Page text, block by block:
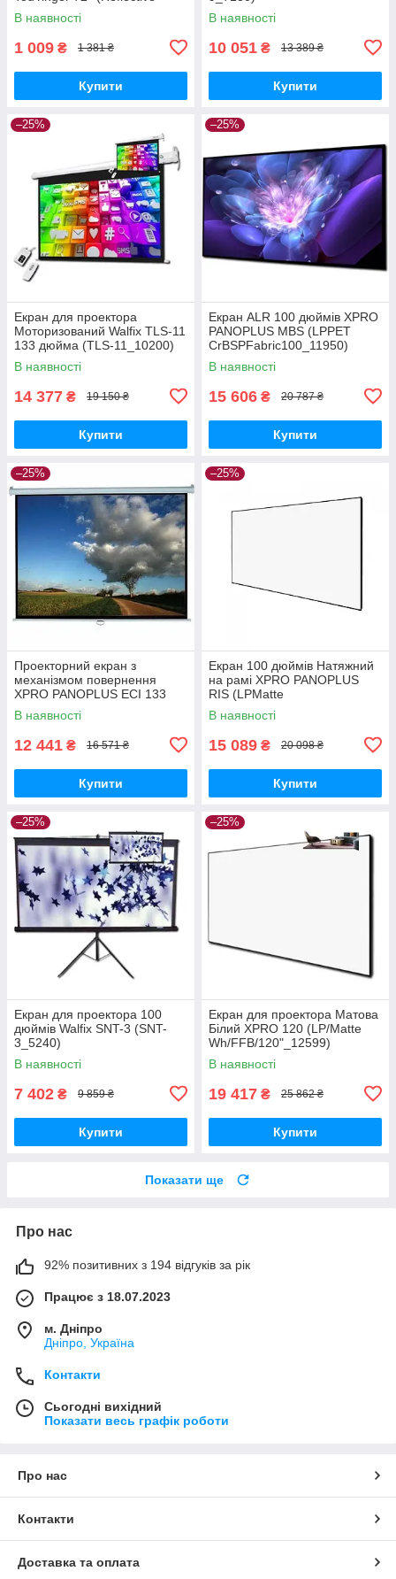
Fabric-Screen-72''_599)
В наявності
1 009 ₴ 1 381 ₴
Купити
В наявності
10 051 ₴ 13 389 ₴
Купити
–25%
Екран для проектора
Моторизований Walfix TLS-11
133 дюйма (TLS-11_10200)
В наявності
14 377 ₴ 19 150 ₴
Купити
–25%
Екран ALR 100 дюймів XPRO
PANOPLUS MBS (LPPET
CrBSPFabric100_11950)
В наявності
15 606 ₴ 20 787 ₴
Купити
–25%
Проекторний екран з
механізмом повернення
XPRO PANOPLUS ECI 133
дюйми 16:9 (SNM-11_8270)
В наявності
12 441 ₴ 16 571 ₴
Купити
–25%
Екран 100 дюймів Натяжний
на рамі XPRO PANOPLUS
RIS (LPMatte
WhFFB100_9999)
В наявності
15 089 ₴ 20 098 ₴
Купити
–25%
Екран для проектора 100
дюймів Walfix SNT-3 (SNT-
3_5240)
В наявності
7 402 ₴ 9 859 ₴
Купити
–25%
Екран для проектора Матова
Білий XPRO 120 (LP/Matte
Wh/FFB/120"_12599)
В наявності
19 417 ₴ 25 862 ₴
Купити
Показати ще
Про нас
92% позитивних з 194 відгуків за рік
Працює з 18.07.2023
м. Дніпро
Дніпро, Україна
Контакти
Сьогодні вихідний
Показати весь графік роботи
Про нас
Контакти
Доставка та оплата